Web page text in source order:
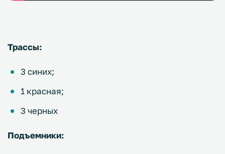
Трассы:
3 синих;
1 красная;
3 черных
Подъемники: